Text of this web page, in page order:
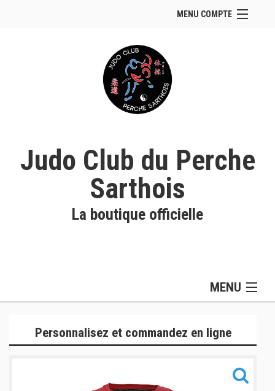
MENU COMPTE
Site Web du club
Se connecter
Panier ( vide )
Judo Club du Perche
Sarthois
La boutique officielle
MENU
Lifestyle
Personnalisez et commandez en ligne